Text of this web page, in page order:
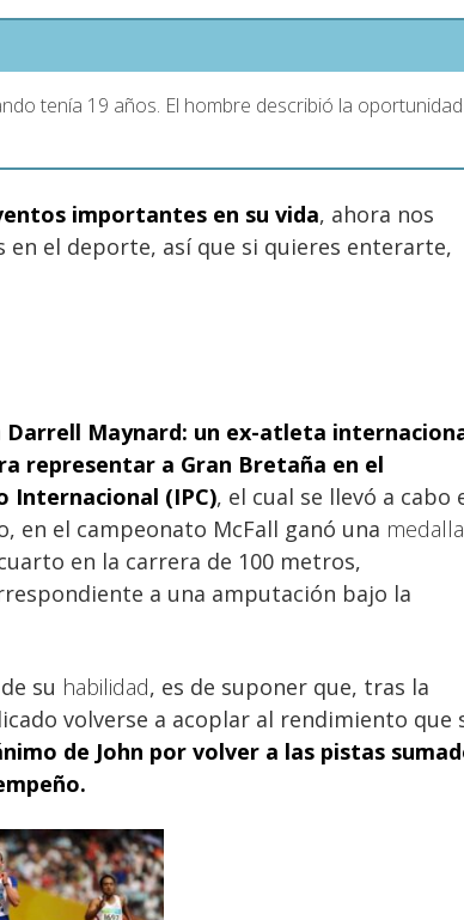
tenía 19 años. El hombre describió la oportunidad
importantes en su vida, ahora nos
el deporte, así que si quieres enterarte,
Darrell Maynard: un ex-atleta
representar a Gran Bretaña en el
Internacional (IPC), el cual se llevó a cabo
en el campeonato McFall ganó una medalla
en la carrera de 100 metros,
a una amputación bajo la
su habilidad, es de suponer que, tras la
volverse a acoplar al rendimiento que
de John por volver a las pistas